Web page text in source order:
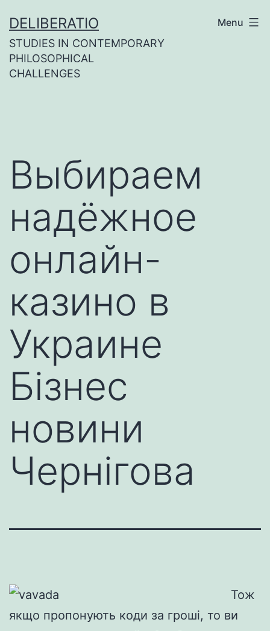
to
content
DELIBERATIO
STUDIES IN CONTEMPORARY
PHILOSOPHICAL
CHALLENGES
Menu
Выбираем
надёжное
онлайн-
казино в
Украине
Бізнес
новини
Чернігова
Тож
якщо пропонують коди за гроші, то ви